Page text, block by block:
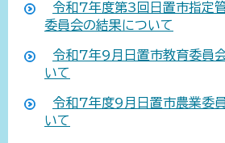
令和7年度第3回日置市指定
委員会の結果について
令和7年9月日置市教育委員
いて
令和7年度9月日置市農業委
いて